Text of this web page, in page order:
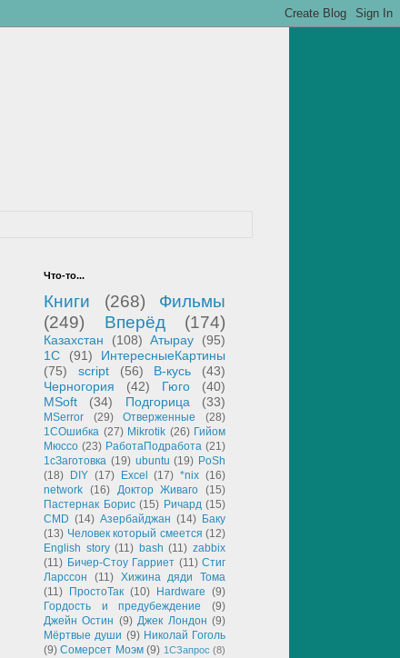
Что-то...
Книги (268)
Фильмы
(249)
Вперёд (174)
Казахстан (108) Атырау
(95)
1С
(91)
ИнтересныеКартины
(75)
script (56) В-кусь
(43)
Черногория
(42) Гюго
(40)
MSoft
(34) Подгорица (33)
MSerror (29) Отверженные
(28)
1СОшибка (27) Mikrotik (26) Гийом
Мюссо (23) РаботаПодработа (21)
1сЗаготовка (19) ubuntu (19) PoSh
(18)
DIY (17) Excel (17) *nix (16)
network (16) Доктор Живаго (15)
Пастернак Борис (15) Ричард (15)
CMD (14) Азербайджан (14) Баку
(13) Человек который смеется (12)
English story (11) bash (11) zabbix
(11) Бичер-Стоу Гарриет (11) Стиг
Ларссон
(11) Хижина дяди Тома
(11)
ПростоТак (10) Hardware (9)
Гордость и предубеждение
(9)
Джейн Остин (9) Джек Лондон (9)
Мёртвые души (9) Николай Гоголь
(9) Сомерсет Моэм (9) 1СЗапрос (8)